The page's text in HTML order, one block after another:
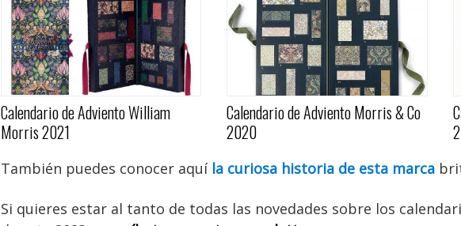
Calendario de Adviento William
Morris 2021
Calendario de Adviento Morris & Co
2020
También puedes conocer aquí la curiosa historia de esta marca
Si quieres estar al tanto de todas las novedades sobre los